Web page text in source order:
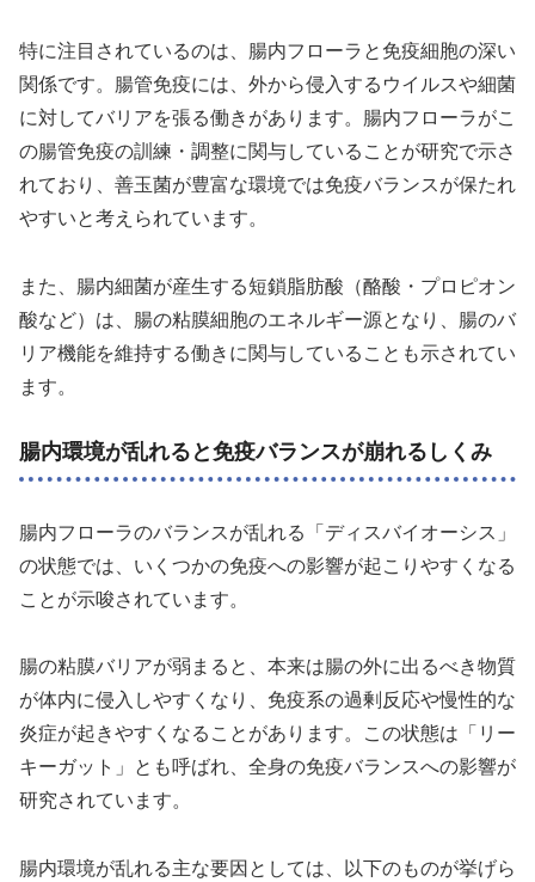
特に注目されているのは、腸内フローラと免疫細胞の深い
関係です。腸管免疫には、外から侵入するウイルスや細菌
に対してバリアを張る働きがあります。腸内フローラがこ
の腸管免疫の訓練・調整に関与していることが研究で示さ
れており、善玉菌が豊富な環境では免疫バランスが保たれ
やすいと考えられています。
また、腸内細菌が産生する短鎖脂肪酸（酪酸・プロピオン
酸など）は、腸の粘膜細胞のエネルギー源となり、腸のバ
リア機能を維持する働きに関与していることも示されてい
ます。
腸内環境が乱れると免疫バランスが崩れるしくみ
腸内フローラのバランスが乱れる「ディスバイオーシス」
の状態では、いくつかの免疫への影響が起こりやすくなる
ことが示唆されています。
腸の粘膜バリアが弱まると、本来は腸の外に出るべき物質
が体内に侵入しやすくなり、免疫系の過剰反応や慢性的な
炎症が起きやすくなることがあります。この状態は「リー
キーガット」とも呼ばれ、全身の免疫バランスへの影響が
研究されています。
腸内環境が乱れる主な要因としては、以下のものが挙げら